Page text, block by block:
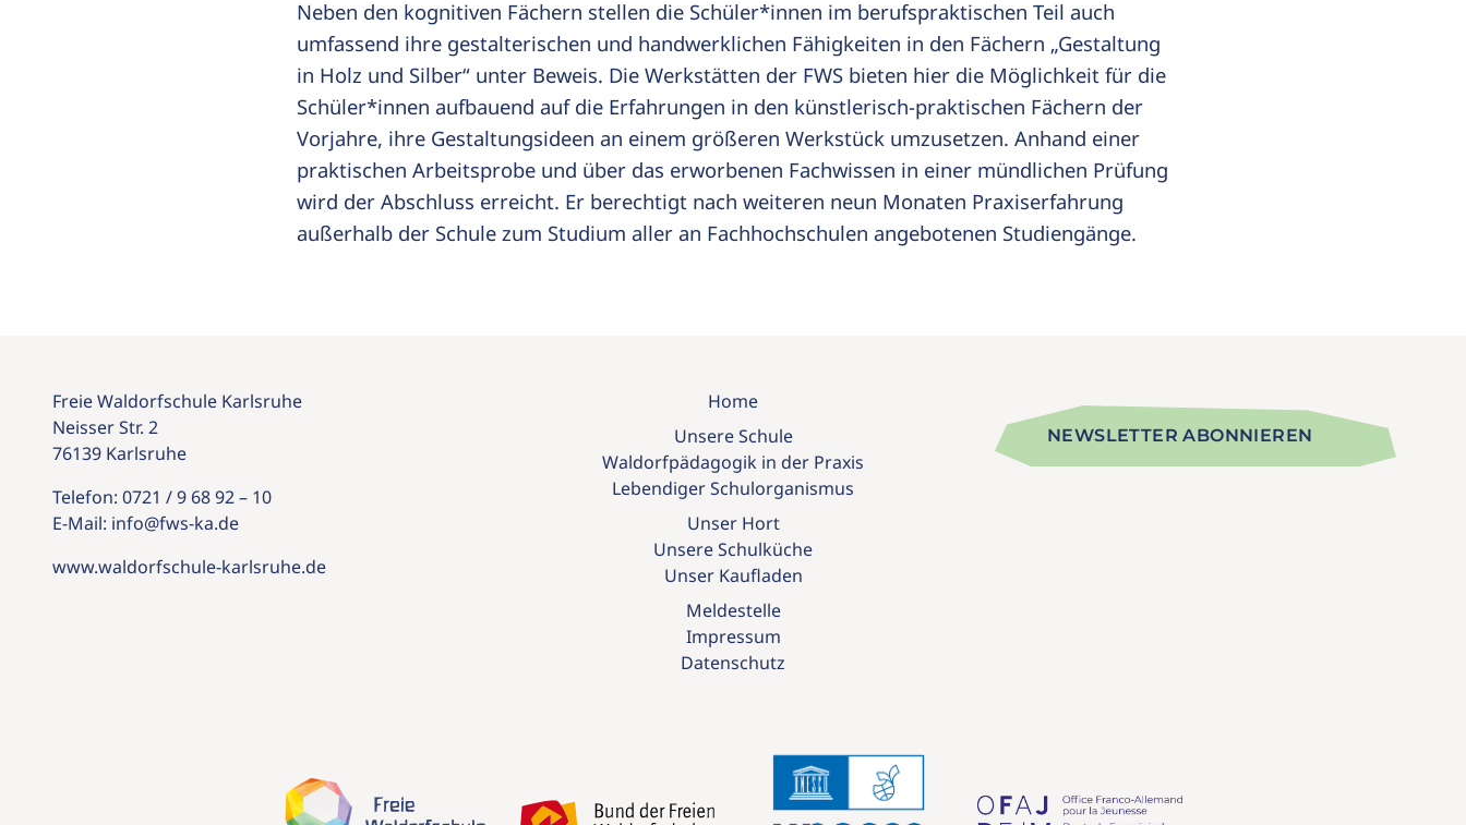
Neben den kognitiven Fächern stellen die Schüler*innen im berufspraktischen Teil auch
umfassend ihre gestalterischen und handwerklichen Fähigkeiten in den Fächern „Gestaltung
in Holz und Silber“ unter Beweis. Die Werkstätten der FWS bieten hier die Möglichkeit für die
Schüler*innen aufbauend auf die Erfahrungen in den künstlerisch-praktischen Fächern der
Vorjahre, ihre Gestaltungsideen an einem größeren Werkstück umzusetzen. Anhand einer
praktischen Arbeitsprobe und über das erworbenen Fachwissen in einer mündlichen Prüfung
wird der Abschluss erreicht. Er berechtigt nach weiteren neun Monaten Praxiserfahrung
außerhalb der Schule zum Studium aller an Fachhochschulen angebotenen Studiengänge.
Freie Waldorfschule Karlsruhe
Neisser Str. 2
76139 Karlsruhe
Telefon: 0721 / 9 68 92 – 10
E-Mail: info@fws-ka.de
www.waldorfschule-karlsruhe.de
Home
Unsere Schule
Waldorfpädagogik in der Praxis
Lebendiger Schulorganismus
Unser Hort
Unsere Schulküche
Unser Kaufladen
Meldestelle
Impressum
Datenschutz
NEWSLETTER ABONNIEREN